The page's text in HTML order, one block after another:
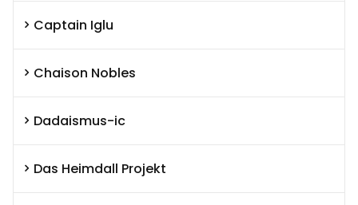
Captain Iglu
Chaison Nobles
Dadaismus-ic
Das Heimdall Projekt